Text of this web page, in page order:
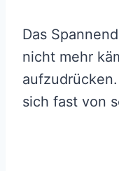
Das
nicht mehr
sich fast von